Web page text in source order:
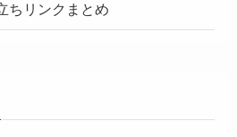
ちリンクまとめ